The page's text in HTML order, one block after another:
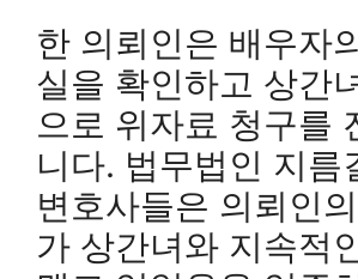
한 의뢰인은 배우자
실을 확인하고 상간
으로 위자료 청구를
니다. 법무법인 지름
변호사들은 의뢰인
가 상간녀와 지속적